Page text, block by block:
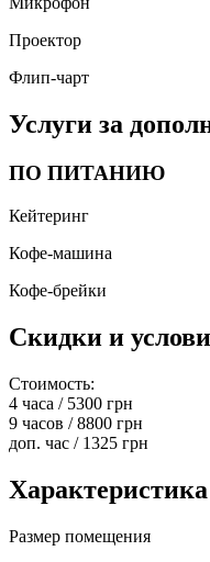
Проектор
Флип-чарт
Услуги за
ПО ПИТАНИЮ
Кейтеринг
Кофе-машина
Кофе-брейки
Скидки и
Стоимость:
4 часа / 5300 грн
9 часов / 8800 грн
доп. час / 1325 грн
Характеристика
Размер помещения